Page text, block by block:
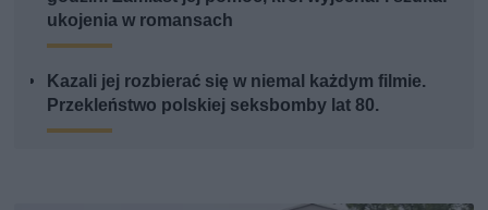
ukojenia w romansach
Kazali jej rozbierać się w niemal każdym filmie.
Przekleństwo polskiej seksbomby lat 80.